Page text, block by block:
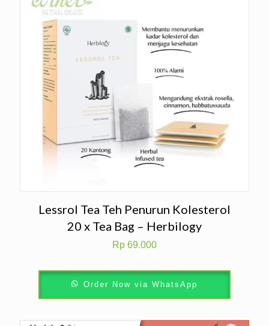
Lessrol Tea Teh Penurun Kolesterol
20 x Tea Bag – Herbilogy
Rp 69.000
Order Now via WhatsApp